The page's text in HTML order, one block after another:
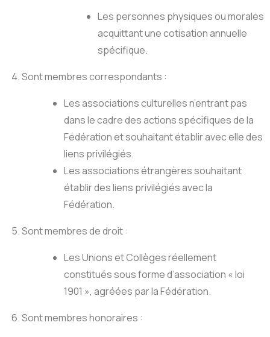
Les personnes physiques ou morales
acquittant une cotisation annuelle
spécifique.
4. Sont membres correspondants :
Les associations culturelles n’entrant pas
dans le cadre des actions spécifiques de la
Fédération et souhaitant établir avec elle des
liens privilégiés.
Les associations étrangères souhaitant
établir des liens privilégiés avec la
Fédération.
5. Sont membres de droit :
Les Unions et Collèges réellement
constitués sous forme d’association « loi
1901 », agréées par la Fédération.
6. Sont membres honoraires :